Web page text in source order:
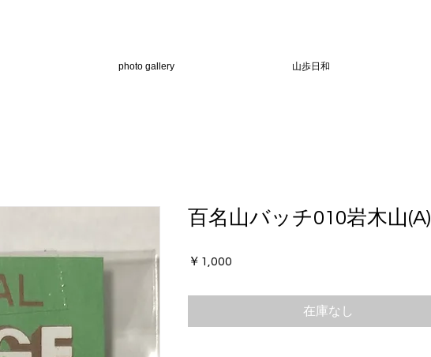
photo gallery 山歩日和
百名山バッチ010岩木山(A)
￥1,000
在庫なし